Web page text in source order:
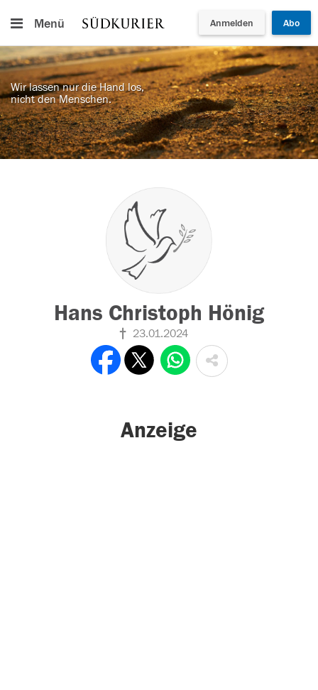
Menü Anmelden Abo
Wir lassen nur die Hand los,
nicht den Menschen.
Hans Christoph Hönig
23.01.2024
Anzeige